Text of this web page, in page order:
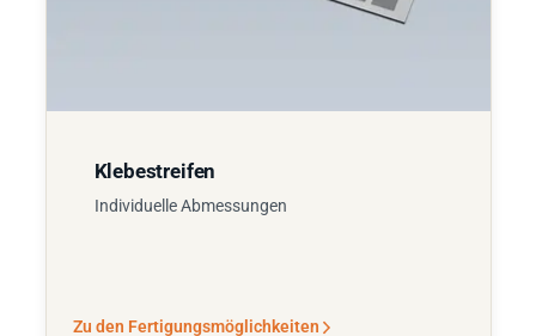
Klebestreifen
Individuelle Abmessungen
Zu den Fertigungsmöglichkeiten